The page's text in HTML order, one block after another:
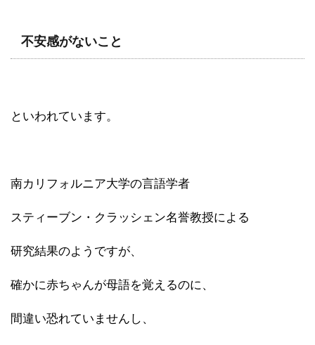
不安感がないこと
といわれています。
南カリフォルニア大学の言語学者
スティーブン・クラッシェン名誉教授による
研究結果のようですが、
確かに赤ちゃんが母語を覚えるのに、
間違い恐れていませんし、